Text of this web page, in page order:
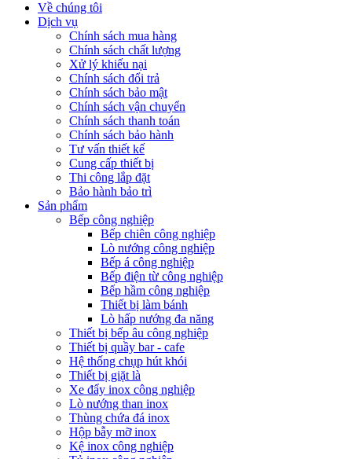
Về chúng tôi
Dịch vụ
Chính sách mua hàng
Chính sách chất lượng
Xử lý khiếu nại
Chính sách đổi trả
Chính sách bảo mật
Chính sách vận chuyển
Chính sách thanh toán
Chính sách bảo hành
Tư vấn thiết kế
Cung cấp thiết bị
Thi công lắp đặt
Bảo hành bảo trì
Sản phẩm
Bếp công nghiệp
Bếp chiên công nghiệp
Lò nướng công nghiệp
Bếp á công nghiệp
Bếp điện từ công nghiệp
Bếp hầm công nghiệp
Thiết bị làm bánh
Lò hấp nướng đa năng
Thiết bị bếp âu công nghiệp
Thiết bị quầy bar - cafe
Hệ thống chụp hút khói
Thiết bị giặt là
Xe đẩy inox công nghiệp
Lò nướng than inox
Thùng chứa đá inox
Hộp bẫy mỡ inox
Kệ inox công nghiệp